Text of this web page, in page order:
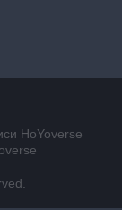
HoYoverse